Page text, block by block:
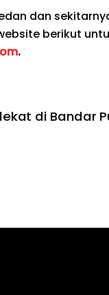
dan
berikut
.
di Bandar